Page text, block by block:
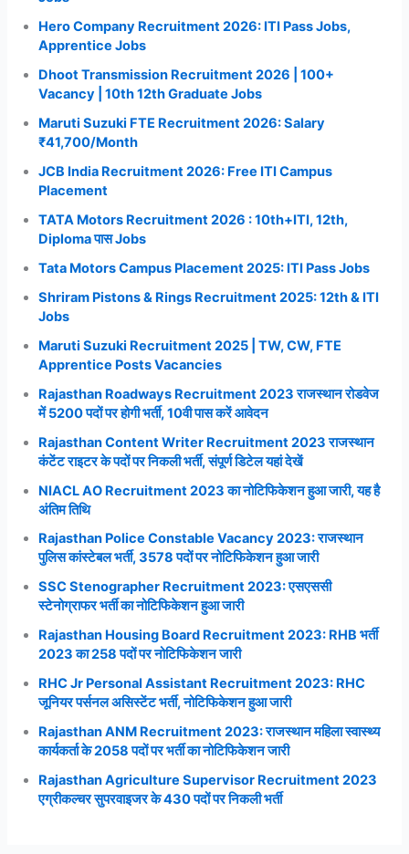
Hero Company Recruitment 2026: ITI Pass Jobs,
Apprentice Jobs
Dhoot Transmission Recruitment 2026 | 100+
Vacancy | 10th 12th Graduate Jobs
Maruti Suzuki FTE Recruitment 2026: Salary
₹41,700/Month
JCB India Recruitment 2026: Free ITI Campus
Placement
TATA Motors Recruitment 2026 : 10th+ITI, 12th,
Diploma पास Jobs
Tata Motors Campus Placement 2025: ITI Pass Jobs
Shriram Pistons & Rings Recruitment 2025: 12th & ITI
Jobs
Maruti Suzuki Recruitment 2025 | TW, CW, FTE
Apprentice Posts Vacancies
Rajasthan Roadways Recruitment 2023 राजस्थान रोडवेज
में 5200 पदों पर होगी भर्ती, 10वी पास करें आवेदन
Rajasthan Content Writer Recruitment 2023 राजस्थान
कंटेंट राइटर के पदों पर निकली भर्ती, संपूर्ण डिटेल यहां देखें
NIACL AO Recruitment 2023 का नोटिफिकेशन हुआ जारी, यह है
अंतिम तिथि
Rajasthan Police Constable Vacancy 2023: राजस्थान
पुलिस कांस्टेबल भर्ती, 3578 पदों पर नोटिफिकेशन हुआ जारी
SSC Stenographer Recruitment 2023: एसएससी
स्टेनोग्राफर भर्ती का नोटिफिकेशन हुआ जारी
Rajasthan Housing Board Recruitment 2023: RHB भर्ती
2023 का 258 पदों पर नोटिफिकेशन जारी
RHC Jr Personal Assistant Recruitment 2023: RHC
जूनियर पर्सनल असिस्टेंट भर्ती, नोटिफिकेशन हुआ जारी
Rajasthan ANM Recruitment 2023: राजस्थान महिला स्वास्थ्य
कार्यकर्ता के 2058 पदों पर भर्ती का नोटिफिकेशन जारी
Rajasthan Agriculture Supervisor Recruitment 2023
एग्रीकल्चर सुपरवाइजर के 430 पदों पर निकली भर्ती